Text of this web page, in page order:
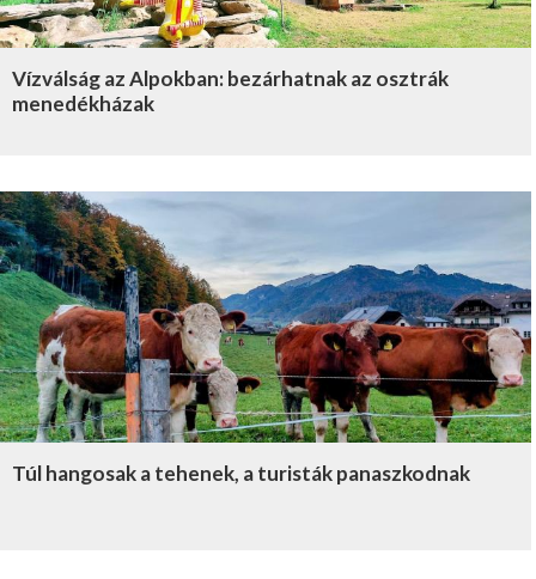
Vízválság az Alpokban: bezárhatnak az osztrák
menedékházak
Túl hangosak a tehenek, a turisták panaszkodnak